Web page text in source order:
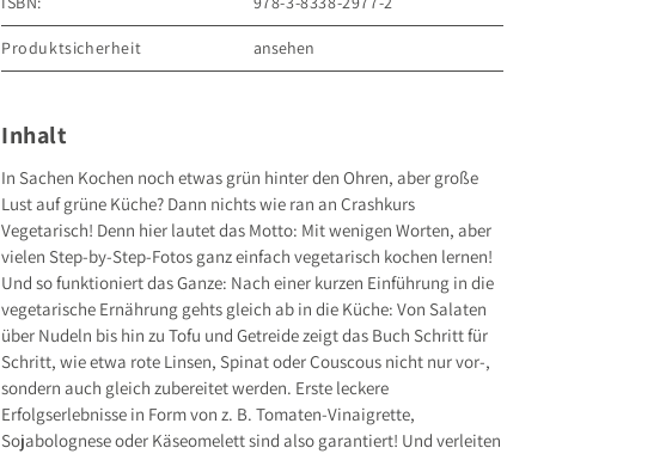
Produktsicherheit
ansehen
81675 München
Deutschland
Sicherheitshinweis entsprechend Art. 9 Abs. 7 S. 2 der
entbehrlich
Inhalt
In Sachen Kochen noch etwas grün hinter den Ohren, aber große
Lust auf grüne Küche? Dann nichts wie ran an Crashkurs
Vegetarisch! Denn hier lautet das Motto: Mit wenigen Worten, aber
vielen Step-by-Step-Fotos ganz einfach vegetarisch kochen lernen!
Und so funktioniert das Ganze: Nach einer kurzen Einführung in die
vegetarische Ernährung gehts gleich ab in die Küche: Von Salaten
über Nudeln bis hin zu Tofu und Getreide zeigt das Buch Schritt für
Schritt, wie etwa rote Linsen, Spinat oder Couscous nicht nur vor-,
sondern auch gleich zubereitet werden. Erste leckere
Erfolgserlebnisse in Form von z. B. Tomaten-Vinaigrette,
Sojabolognese oder Käseomelett sind also garantiert! Und verleiten